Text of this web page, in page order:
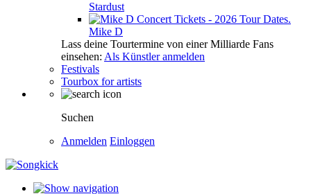
Stardust
Mike D
Lass deine Tourtermine von einer Milliarde Fans
einsehen: Als Künstler anmelden
Festivals
Tourbox for artists
Suchen
Anmelden Einloggen